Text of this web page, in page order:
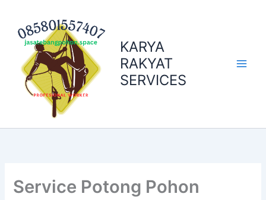
content
KARYA
RAKYAT
SERVICES
Service Potong Pohon